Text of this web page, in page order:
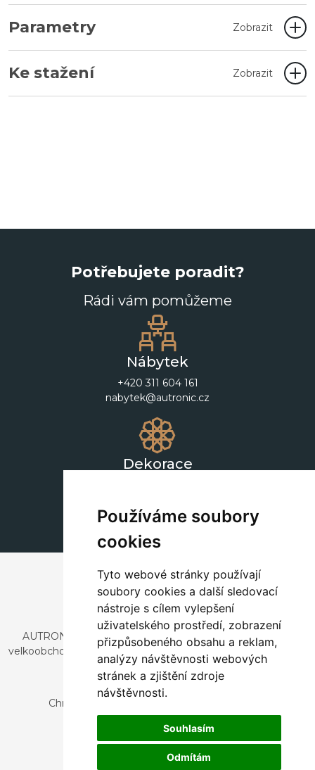
Používáme soubory
cookies
Tyto webové stránky používají
soubory cookies a další sledovací
nástroje s cílem vylepšení
uživatelského prostředí, zobrazení
přizpůsobeného obsahu a reklam,
analýzy návštěvnosti webových
stránek a zjištění zdroje
návštěvnosti.
Souhlasím
Odmítám
Parametry Zobrazit
Ke stažení Zobrazit
Potřebujete poradit?
Rádi vám pomůžeme
Nábytek
+420 311 604 161
nabytek@autronic.cz
Dekorace
AUTRONIC, s.r.o. je společnost zabývající se dovozem a
velkoobchodním prodejem designového i stylového nábytku
a dekorací.
Česká republika
Chrustenice 270, 267 12 Loděnice u Berouna
Slovensko
Nová 366, 032 02 Závažná Poruba